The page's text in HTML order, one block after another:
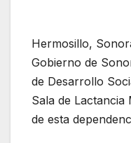
Hermosillo,
Gobierno de
de Desarrollo
Sala de Lactancia
de esta